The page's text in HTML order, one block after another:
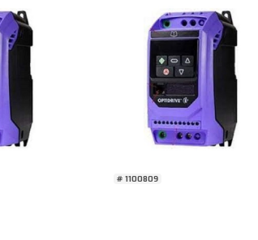
# 1100809